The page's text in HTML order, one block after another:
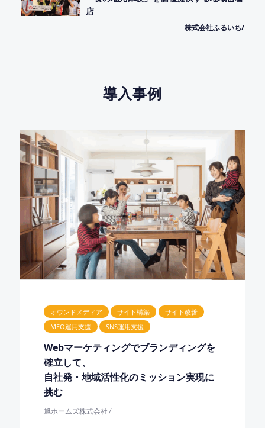
店
株式会社ふるいち/
導入事例
オウンドメディア サイト構築
サイト改善
MEO運用支援
SNS運用支援
Webマーケティングでブランディングを
確立して、
自社発・地域活性化のミッション実現に
挑む
旭ホームズ株式会社 /